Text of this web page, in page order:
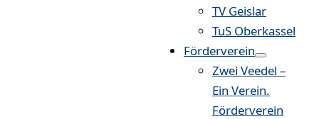
TV Geislar
TuS Oberkassel
Förderverein
Zwei Veedel –
Ein Verein.
Förderverein